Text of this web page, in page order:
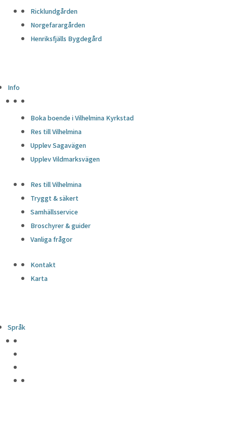
Ricklundgården
Norgefarargården
Henriksfjälls Bygdegård
Info
Boka boende i Vilhelmina Kyrkstad
Res till Vilhelmina
Upplev Sagavägen
Upplev Vildmarksvägen
Res till Vilhelmina
Tryggt & säkert
Samhällsservice
Broschyrer & guider
Vanliga frågor
Kontakt
Karta
Språk